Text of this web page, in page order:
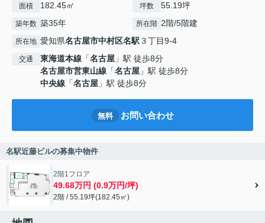
面積 182.45㎡ 坪数 55.19坪
築年数 築35年 所在階 2階/5階建
所在地 愛知県名古屋市中村区名駅３丁目9-4
交通 東海道本線 「名古屋 」駅 徒歩8分
名古屋市営東山線 「名古屋 」駅 徒歩8分
中央線 「名古屋 」駅 徒歩8分
無料 お問い合わせ
名駅近藤ビルの募集中物件
2階1フロア
49.68万円 (0.9万円/坪)
2階 / 55.19坪(182.45㎡)